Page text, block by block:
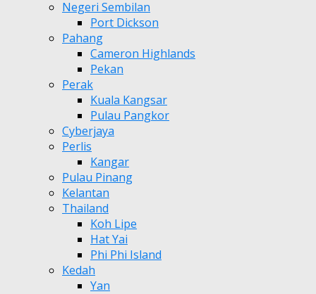
Negeri Sembilan
Port Dickson
Pahang
Cameron Highlands
Pekan
Perak
Kuala Kangsar
Pulau Pangkor
Cyberjaya
Perlis
Kangar
Pulau Pinang
Kelantan
Thailand
Koh Lipe
Hat Yai
Phi Phi Island
Kedah
Yan